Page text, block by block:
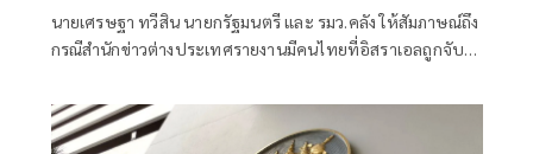
นายเศรษฐา ทวีสิน นายกรัฐมนตรี และ รมว.คลัง ให้สัมภาษณ์ถึง
กรณีสำนักข่าวต่างประเทศรายงานมีคนไทยที่อิสราเอลถูกจับ